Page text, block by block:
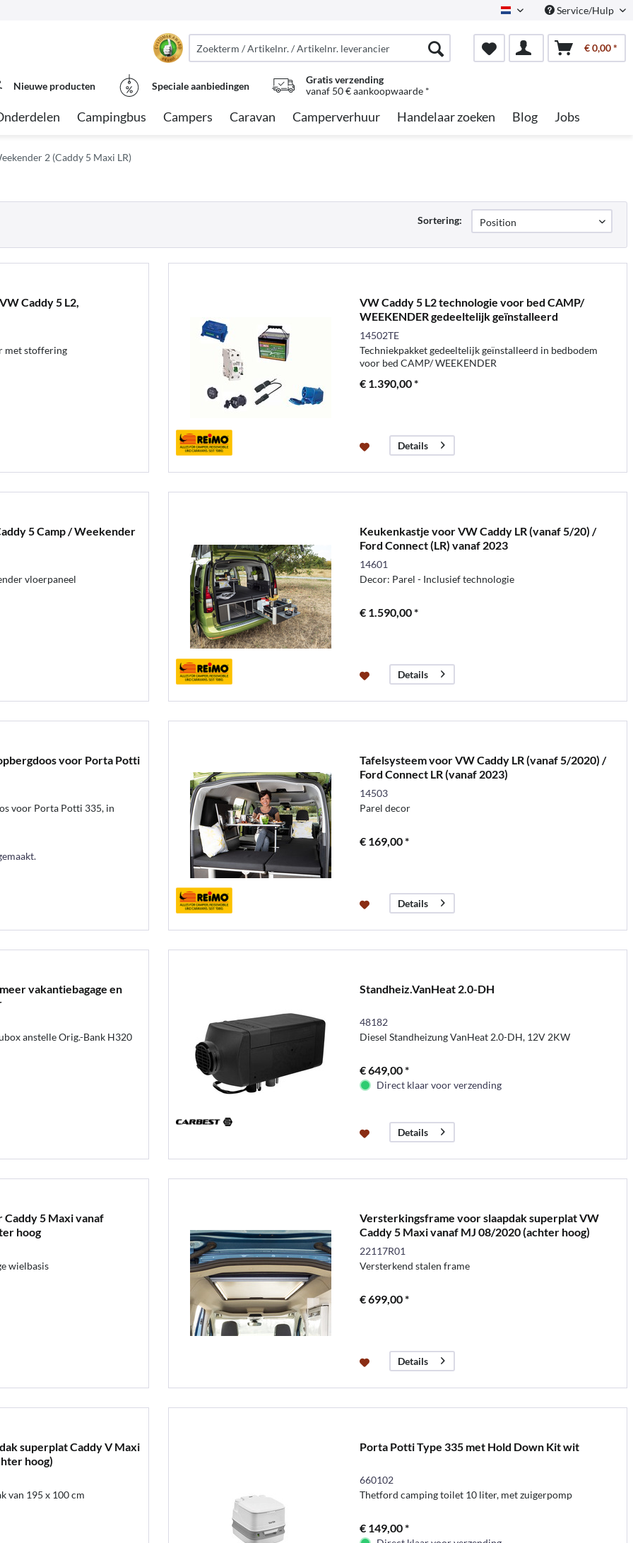
Dutch Service/Hulp
€ 0,00 *
Nieuwe producten Speciale aanbiedingen
Gratis verzending
vanaf 50 € aankoopwaarde *
Campingbus Campers Caravan Camperverhuur Handelaar zoeken Blog Jobs
2 (Caddy 5 Maxi LR)
Sortering:
Caddy 5 L2,
met stoffering
VW Caddy 5 L2 technologie voor bed CAMP/
WEEKENDER gedeeltelijk geïnstalleerd
14502TE
Techniekpakket gedeeltelijk geïnstalleerd in bedbodem
voor bed CAMP/ WEEKENDER
€ 1.390,00 *
Details
5 Camp / Weekender
vloerpaneel
Keukenkastje voor VW Caddy LR (vanaf 5/20) /
Ford Connect (LR) vanaf 2023
14601
Decor: Parel - Inclusief technologie
€ 1.590,00 *
Details
voor Porta Potti
voor Porta Potti 335, in
Tafelsysteem voor VW Caddy LR (vanaf 5/2020) /
Ford Connect LR (vanaf 2023)
14503
Parel decor
€ 169,00 *
Details
vakantiebagage en
anstelle Orig.-Bank H320
Standheiz.VanHeat 2.0-DH
48182
Diesel Standheizung VanHeat 2.0-DH, 12V 2KW
€ 649,00 *
Direct klaar voor verzending
Details
Caddy 5 Maxi vanaf
hoog
wielbasis
Versterkingsframe voor slaapdak superplat VW
Caddy 5 Maxi vanaf MJ 08/2020 (achter hoog)
22117R01
Versterkend stalen frame
€ 699,00 *
Details
superplat Caddy V Maxi
hoog)
van 195 x 100 cm
Porta Potti Type 335 met Hold Down Kit wit
660102
Thetford camping toilet 10 liter, met zuigerpomp
€ 149,00 *